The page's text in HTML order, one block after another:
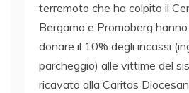
terremoto che ha colpito il
Bergamo e Promoberg
donare il 10% degli incassi
parcheggio) alle vittime del
ricavato alla Caritas